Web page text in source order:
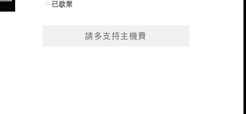
已歇業
請多支持主機費